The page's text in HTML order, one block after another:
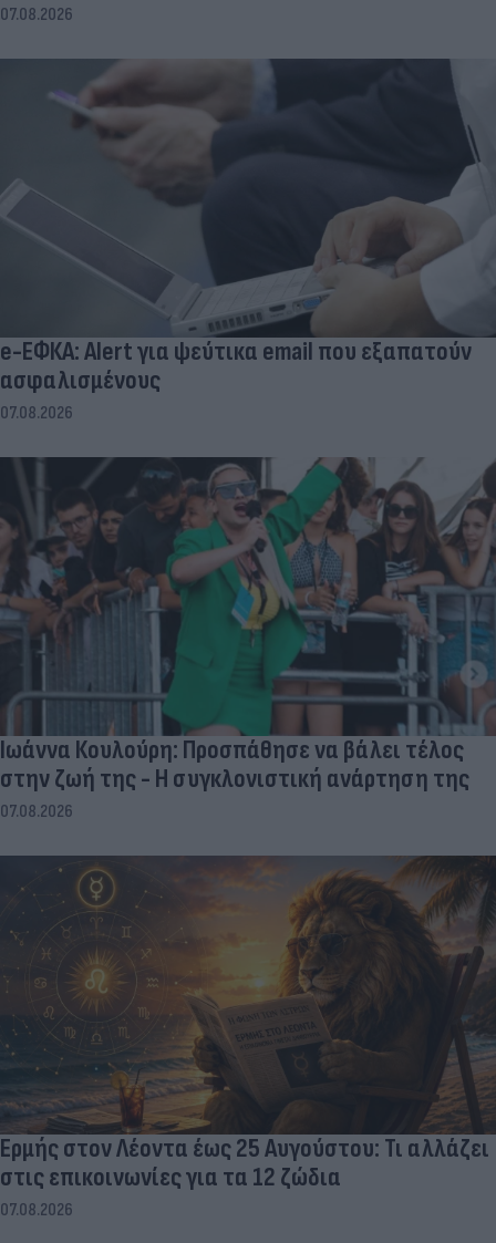
07.08.2026
e-ΕΦΚΑ: Alert για ψεύτικα email που εξαπατούν
ασφαλισμένους
07.08.2026
Ιωάννα Κουλούρη: Προσπάθησε να βάλει τέλος
στην ζωή της - Η συγκλονιστική ανάρτηση της
07.08.2026
Ερμής στον Λέοντα έως 25 Αυγούστου: Τι αλλάζει
στις επικοινωνίες για τα 12 ζώδια
07.08.2026